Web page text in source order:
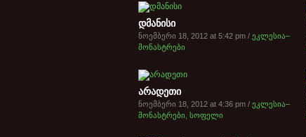
დმანისი
ნოემბერი 18, 2012 at 5:42 pm / ეკლესია–
მონასტრები
არადეთი
ნოემბერი 18, 2012 at 4:36 pm / ეკლესია–
მონასტრები სოფელი